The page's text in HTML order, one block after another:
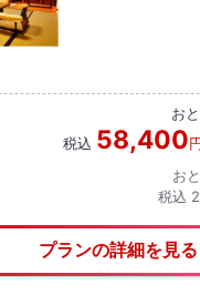
お
税込 58,400
お
税込
プランの詳細を見る